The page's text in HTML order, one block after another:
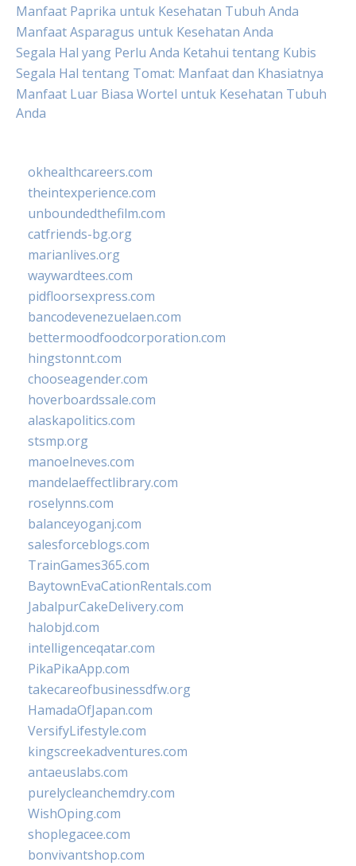
Manfaat Paprika untuk Kesehatan Tubuh Anda
Manfaat Asparagus untuk Kesehatan Anda
Segala Hal yang Perlu Anda Ketahui tentang Kubis
Segala Hal tentang Tomat: Manfaat dan Khasiatnya
Manfaat Luar Biasa Wortel untuk Kesehatan Tubuh
Anda
okhealthcareers.com
theintexperience.com
unboundedthefilm.com
catfriends-bg.org
marianlives.org
waywardtees.com
pidfloorsexpress.com
bancodevenezuelaen.com
bettermoodfoodcorporation.com
hingstonnt.com
chooseagender.com
hoverboardssale.com
alaskapolitics.com
stsmp.org
manoelneves.com
mandelaeffectlibrary.com
roselynns.com
balanceyoganj.com
salesforceblogs.com
TrainGames365.com
BaytownEvaCationRentals.com
JabalpurCakeDelivery.com
halobjd.com
intelligenceqatar.com
PikaPikaApp.com
takecareofbusinessdfw.org
HamadaOfJapan.com
VersifyLifestyle.com
kingscreekadventures.com
antaeuslabs.com
purelycleanchemdry.com
WishOping.com
shoplegacee.com
bonvivantshop.com